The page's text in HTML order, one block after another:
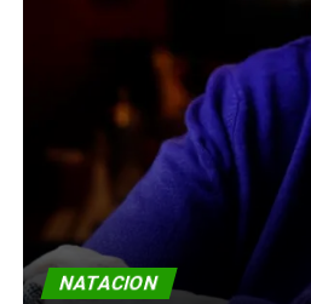
NATACION